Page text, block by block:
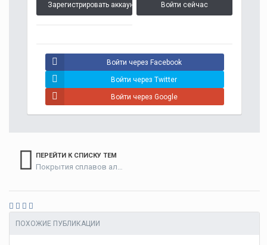
Зарегистрировать аккаунт Войти сейчас
Войти через Facebook
Войти через Twitter
Войти через Google
ПЕРЕЙТИ К СПИСКУ ТЕМ
ПОХОЖИЕ ПУБЛИКАЦИИ